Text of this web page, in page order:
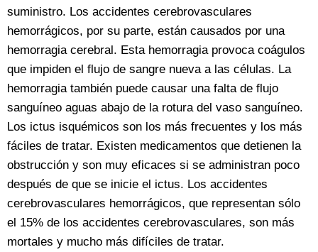
suministro. Los accidentes cerebrovasculares
hemorrágicos, por su parte, están causados por una
hemorragia cerebral. Esta hemorragia provoca coágulos
que impiden el flujo de sangre nueva a las células. La
hemorragia también puede causar una falta de flujo
sanguíneo aguas abajo de la rotura del vaso sanguíneo.
Los ictus isquémicos son los más frecuentes y los más
fáciles de tratar. Existen medicamentos que detienen la
obstrucción y son muy eficaces si se administran poco
después de que se inicie el ictus. Los accidentes
cerebrovasculares hemorrágicos, que representan sólo
el 15% de los accidentes cerebrovasculares, son más
mortales y mucho más difíciles de tratar.